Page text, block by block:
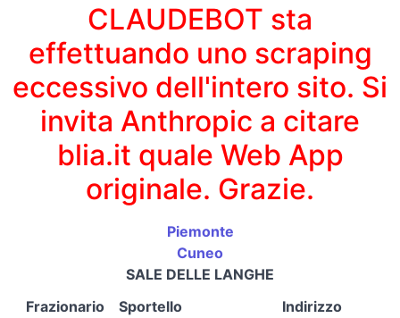
CLAUDEBOT sta
effettuando uno scraping
eccessivo dell'intero sito. Si
invita Anthropic a citare
blia.it quale Web App
originale. Grazie.
Piemonte
Cuneo
SALE DELLE LANGHE
Frazionario
Sportello Indirizzo